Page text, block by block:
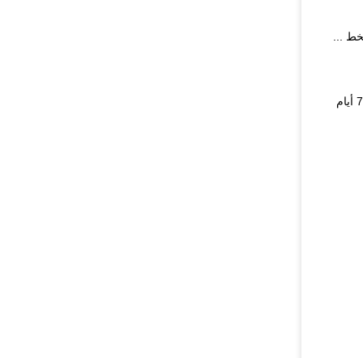
...
عادة نحتاج من 5 إلى 7 أيام لإنتاج مجموعة من العلامات.سيستغرق الشحن الداخلي السريع (DHL / FedEx / UPS / TNT / EMS) من 3 إلى 7 أيام